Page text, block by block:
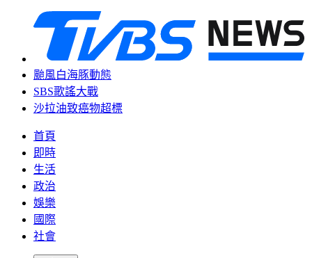
颱風白海豚動態
SBS歌謠大戰
沙拉油致癌物超標
首頁
即時
生活
政治
娛樂
國際
社會